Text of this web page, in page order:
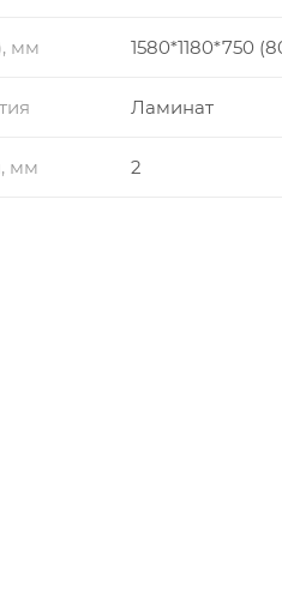
мм 1580*1180*750
Ламинат
мм 2